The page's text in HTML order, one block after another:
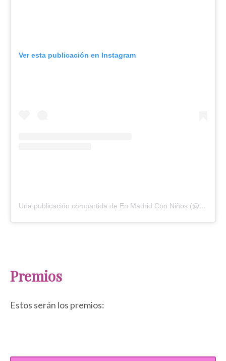
Ver esta publicación en Instagram
Una publicación compartida de En Madrid Con Niños (@enmadridconninos)
Premios
Estos serán los premios: